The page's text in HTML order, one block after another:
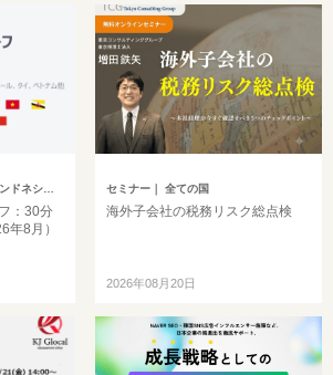
マー カンボジア その他アジア
：30分
年8月）
セミナー｜ 全ての国
海外子会社の税務リスク総点検
2026年08月20日